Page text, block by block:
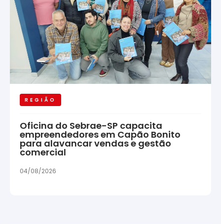
REGIÃO
Oficina do Sebrae-SP capacita
empreendedores em Capão Bonito
para alavancar vendas e gestão
comercial
04/08/2026